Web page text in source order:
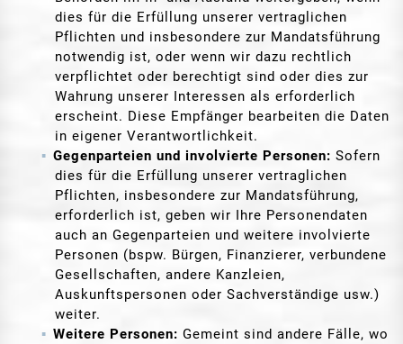
dies für die Erfüllung unserer vertraglichen
Pflichten und insbesondere zur Mandatsführung
notwendig ist, oder wenn wir dazu rechtlich
verpflichtet oder berechtigt sind oder dies zur
Wahrung unserer Interessen als erforderlich
erscheint. Diese Empfänger bearbeiten die Daten
in eigener Verantwortlichkeit.
Gegenparteien und involvierte Personen:Sofern
dies für die Erfüllung unserer vertraglichen
Pflichten, insbesondere zur Mandatsführung,
erforderlich ist, geben wir Ihre Personendaten
auch an Gegenparteien und weitere involvierte
Personen (bspw. Bürgen, Finanzierer, verbundene
Gesellschaften, andere Kanzleien,
Auskunftspersonen oder Sachverständige usw.)
weiter.
Weitere Personen: Gemeint sind andere Fälle, wo